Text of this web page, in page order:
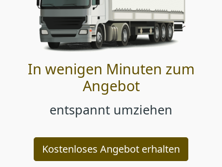
In wenigen Minuten zum
Angebot
entspannt umziehen
Kostenloses Angebot erhalten